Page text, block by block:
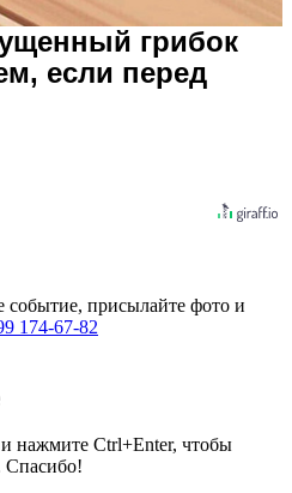
грибок
если перед
событие, присылайте фото и
174-67-82
нажмите Ctrl+Enter, чтобы
Спасибо!